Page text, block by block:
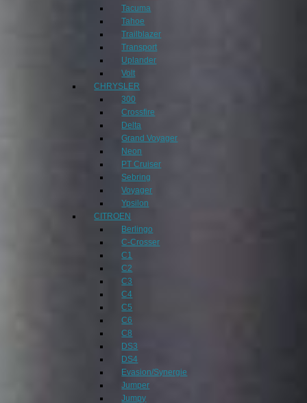
Tacuma
Tahoe
Trailblazer
Transport
Uplander
Volt
CHRYSLER
300
Crossfire
Delta
Grand Voyager
Neon
PT Cruiser
Sebring
Voyager
Ypsilon
CITROEN
Berlingo
C-Crosser
C1
C2
C3
C4
C5
C6
C8
DS3
DS4
Evasion/Synergie
Jumper
Jumpy